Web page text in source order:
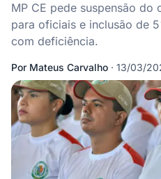
MP CE pede suspensão do
para oficiais e inclusão de
com deficiência.
Por Mateus Carvalho · 13/03/